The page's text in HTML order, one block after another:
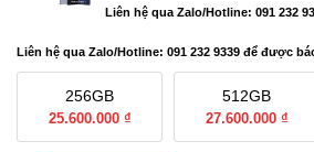
Liên hệ qua Zalo/Hotline: 091 232
Liên hệ qua Zalo/Hotline: 091 232 9339 để được
256GB
25.600.000 ₫
512GB
27.600.000 ₫